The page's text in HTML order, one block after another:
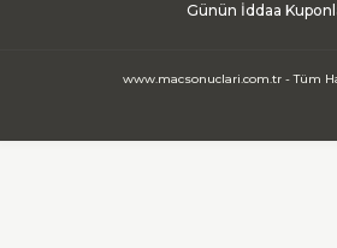
Günün İddaa
www.macsonuclari.com.tr - Tüm